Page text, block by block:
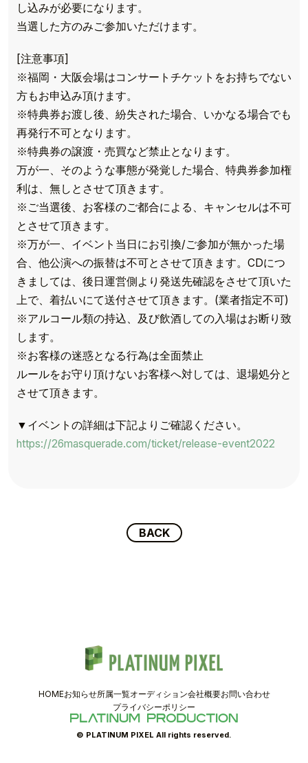
TOP
TOPICS
SCHEDULE
COMPANY
PIXEL SHOP
CONTACT
し込みが必要になります。
当選した方のみご参加いただけます。
[注意事項]
※福岡・大阪会場はコンサートチケットをお持ちでない
方もお申込み頂けます。
※特典券お渡し後、紛失された場合、いかなる場合でも
再発行不可となります。
※特典券の譲渡・売買など禁止となります。
万が一、そのような事態が発覚した場合、特典券参加権
利は、無しとさせて頂きます。
※ご当選後、お客様のご都合による、キャンセルは不可
とさせて頂きます。
※万が一、イベント当日にお引換/ご参加が無かった場
合、他公演への振替は不可とさせて頂きます。CDにつ
きましては、後日運営側より発送先確認をさせて頂いた
上で、着払いにて送付させて頂きます。(業者指定不可)
※アルコール類の持込、及び飲酒しての入場はお断り致
します。
※お客様の迷惑となる行為は全面禁止
ルールをお守り頂けないお客様へ対しては、退場処分と
させて頂きます。
▼イベントの詳細は下記よりご確認ください。
https://26masquerade.com/ticket/release-event2022
BACK
HOMEお知らせ所属一覧オーディション会社概要お問い合わせ
プライバシーポリシー
© PLATINUM PIXEL All rights reserved.